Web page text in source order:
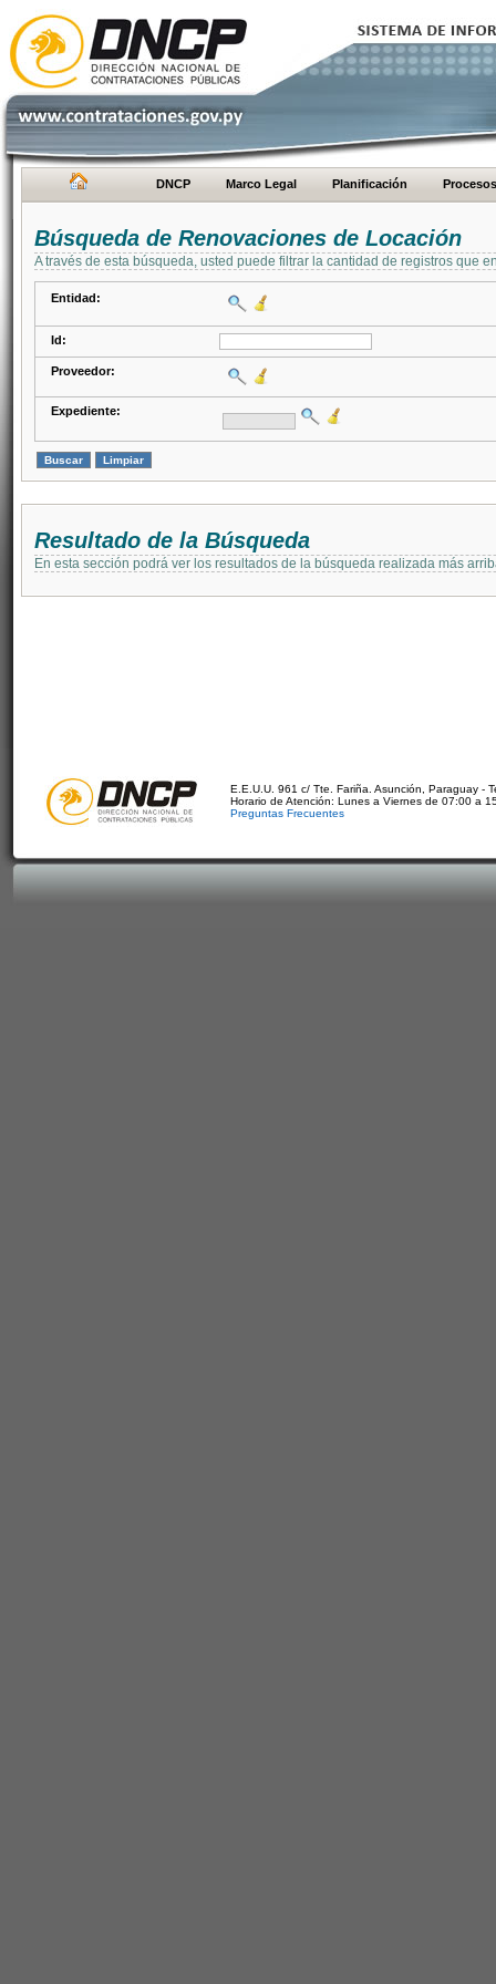
DNCP Marco Legal Planificación Procesos
Búsqueda de Renovaciones de Locación
A través de esta búsqueda, usted puede filtrar la cantidad de registros que
Entidad:
Id:
Proveedor:
Expediente:
Resultado de la Búsqueda
En esta sección podrá ver los resultados de la búsqueda realizada más
E.E.U.U. 961 c/ Tte. Fariña. Asunción, Paraguay -
Horario de Atención: Lunes a Viernes de 07:00 a
Preguntas Frecuentes